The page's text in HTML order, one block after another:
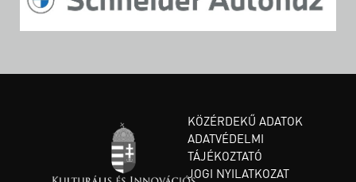
KÖZÉRDEKŰ ADATOK
ADATVÉDELMI
TÁJÉKOZTATÓ
JOGI NYILATKOZAT